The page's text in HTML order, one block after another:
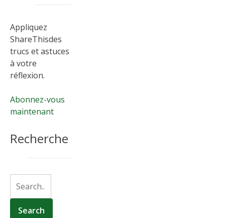
utiliser LinkedIn pour développer
leur lectorat
Appliquez
ShareThisdes
trucs et astuces
à votre
réflexion.
Abonnez-vous
maintenant
Recherche